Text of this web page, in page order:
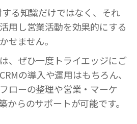
る知識だけではなく、それ
用し営業活動を効果的にする
せません。
、ぜひ一度トライエッジにご
の導入や運用はもちろん、
ローの整理や営業・マーケ
からのサポートが可能です。